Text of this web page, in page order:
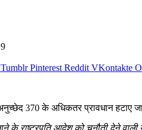
Tumblr Pinterest Reddit VKontakte
370 के अधिकतर प्रावधान
के राष्ट्रपति आदेश को चुनौती देने